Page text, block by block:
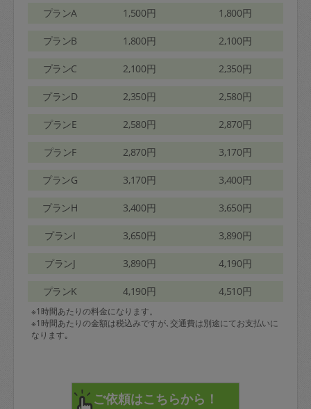
プランA 1,500円 1,800円
プランB 1,800円 2,100円
プランC 2,100円 2,350円
プランD 2,350円 2,580円
プランE 2,580円 2,870円
プランF 2,870円 3,170円
プランG 3,170円 3,400円
プランH 3,400円 3,650円
プランI 3,650円 3,890円
プランJ 3,890円 4,190円
プランK 4,190円 4,510円
※1時間あたりの料金になります。
※1時間あたりの金額は税込みですが､交通費は別途にてお支払いに
なります｡